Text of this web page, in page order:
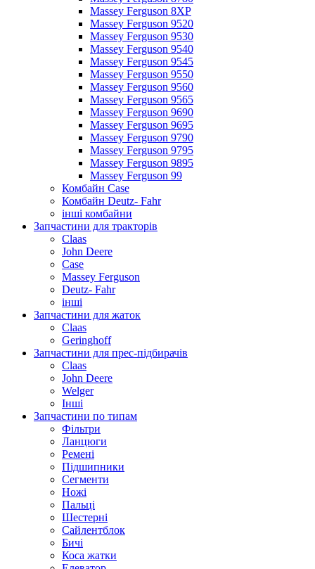
Massey Ferguson 8XP
Massey Ferguson 9520
Massey Ferguson 9530
Massey Ferguson 9540
Massey Ferguson 9545
Massey Ferguson 9550
Massey Ferguson 9560
Massey Ferguson 9565
Massey Ferguson 9690
Massey Ferguson 9695
Massey Ferguson 9790
Massey Ferguson 9795
Massey Ferguson 9895
Massey Ferguson 99
Комбайн Case
Комбайн Deutz- Fahr
інші комбайни
Запчастини для тракторів
Claas
John Deere
Case
Massey Ferguson
Deutz- Fahr
інші
Запчастини для жаток
Claas
Geringhoff
Запчастини для прес-підбирачів
Claas
John Deere
Welger
Інші
Запчастини по типам
Фільтри
Ланцюги
Ремені
Підшипники
Сегменти
Ножі
Пальці
Шестерні
Сайлентблок
Бичі
Коса жатки